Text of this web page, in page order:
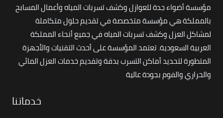
مؤسسة أضواء جدة للعوازل وكشف تسربات المياه وأعمال المسابح
بالمملكة هي مؤسسة متخصصة في تقديم حلول متكاملة
لمشاكل العزل وكشف تسربات المياه في جميع أنحاء المملكة
العربية السعودية. تعتمد المؤسسة على أحدث التقنيات والأجهزة
المتطورة لتحديد أماكن التسرب بدقة وتقديم خدمات العزل المائي
والحراري والفوم بجودة عالية
خدماتنا